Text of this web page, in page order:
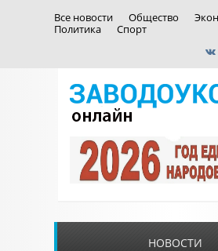
Все новости Общество
Политика
Спорт
НОВОСТИ